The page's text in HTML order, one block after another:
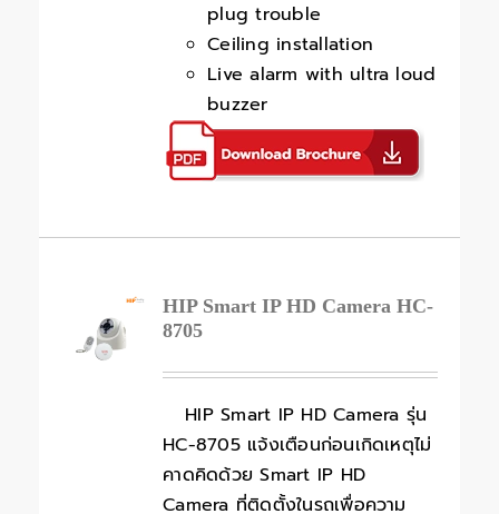
plug trouble
Ceiling installation
Live alarm with ultra loud
buzzer
HIP Smart IP HD Camera HC-
8705
HIP Smart IP HD Camera รุ่น
HC-8705 แจ้งเตือนก่อนเกิดเหตุไม่
คาดคิดด้วย Smart IP HD
Camera ที่ติดตั้งในรถเพื่อความ